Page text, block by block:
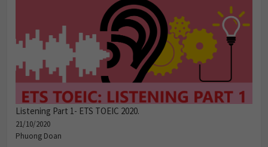
Listening Part 1- ETS TOEIC 2020.
21/10/2020
Phuong Doan